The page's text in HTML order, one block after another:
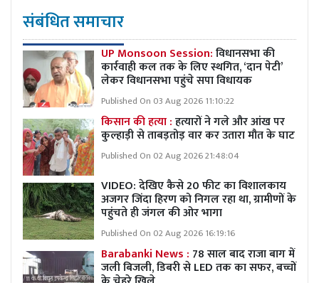
संबंधित समाचार
UP Monsoon Session:विधानसभा की
कार्रवाही कल तक के लिए स्थगित, ‘दान पेटी’
लेकर विधानसभा पहुंचे सपा विधायक
Published On 03 Aug 2026 11:10:22
किसान की हत्या :हत्यारों ने गले और आंख पर
कुल्हाड़ी से ताबड़तोड़ वार कर उतारा मौत के घाट
Published On 02 Aug 2026 21:48:04
VIDEO: देखिए कैसे 20 फीट का विशालकाय
अजगर जिंदा हिरण को निगल रहा था, ग्रामीणों के
पहुंचते ही जंगल की ओर भागा
Published On 02 Aug 2026 16:19:16
Barabanki News : 78 साल बाद राजा बाग में
जली बिजली, डिबरी से LED तक का सफर, बच्चों